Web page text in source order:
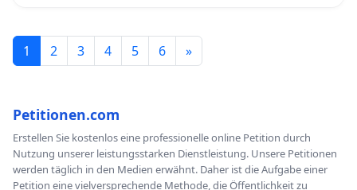
1 2 3 4 5 6 »
Petitionen.com
Erstellen Sie kostenlos eine professionelle online Petition durch
Nutzung unserer leistungsstarken Dienstleistung. Unsere Petitionen
werden täglich in den Medien erwähnt. Daher ist die Aufgabe einer
Petition eine vielversprechende Methode, die Öffentlichkeit zu